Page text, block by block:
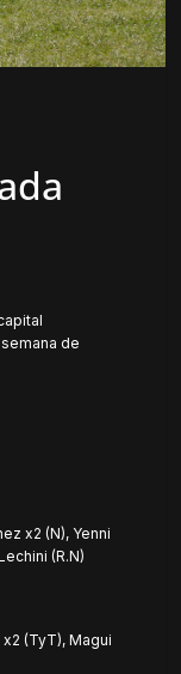
de
x2 (N), Yenni
(R.N)
(TyT), Magui